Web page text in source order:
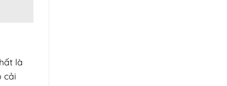
là
cải